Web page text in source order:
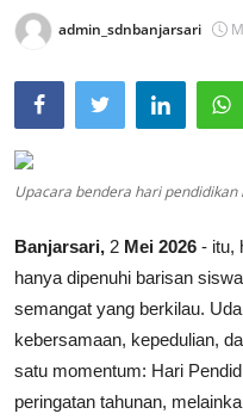
Video SMP
Video SD
Galeri Dispendikbud
Gallery
Lainnya
admin_sdnbanjarsari
Upacara bendera hari pendidikan
Banjarsari, 2 Mei 2026 - itu,
hanya dipenuhi barisan
semangat yang berkilau.
kebersamaan, kepedulian,
satu momentum: Hari
peringatan tahunan,